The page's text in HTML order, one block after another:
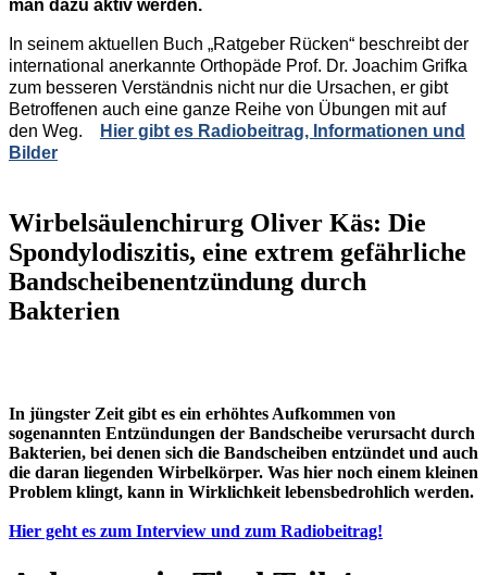
man dazu aktiv werden.
In seinem aktuellen Buch „Ratgeber Rücken“ beschreibt der
international anerkannte Orthopäde Prof. Dr. Joachim Grifka
zum besseren Verständnis nicht nur die Ursachen, er gibt
Betroffenen auch eine ganze Reihe von Übungen mit auf
den Weg.
Hier gibt es Radiobeitrag, Informationen und
Bilder
Wirbelsäulenchirurg Oliver Käs: Die
Spondylodiszitis, eine extrem gefährliche
Bandscheibenentzündung durch
Bakterien
In jüngster Zeit gibt es ein erhöhtes Aufkommen von
sogenannten Entzündungen der Bandscheibe verursacht durch
Bakterien, bei denen sich die Bandscheiben entzündet und auch
die daran liegenden Wirbelkörper. Was hier noch einem kleinen
Problem klingt, kann in Wirklichkeit lebensbedrohlich werden.
Hier geht es zum Interview und zum Radiobeitrag!